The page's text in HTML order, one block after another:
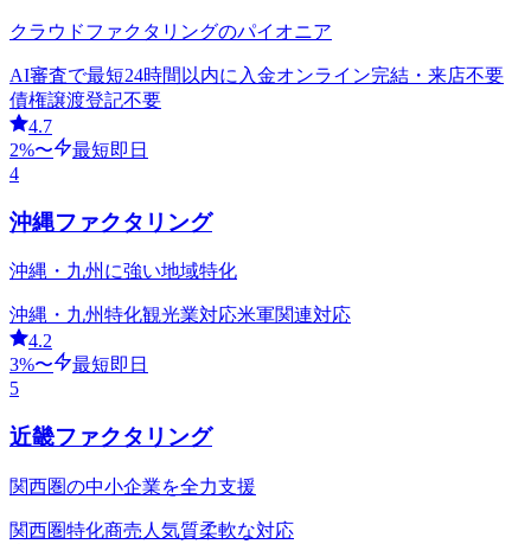
クラウドファクタリングのパイオニア
AI審査で最短24時間以内に入金オンライン完結・来店不要
債権譲渡登記不要
4.7
2%〜
最短即日
4
沖縄ファクタリング
沖縄・九州に強い地域特化
沖縄・九州特化観光業対応米軍関連対応
4.2
3%〜
最短即日
5
近畿ファクタリング
関西圏の中小企業を全力支援
関西圏特化商売人気質柔軟な対応